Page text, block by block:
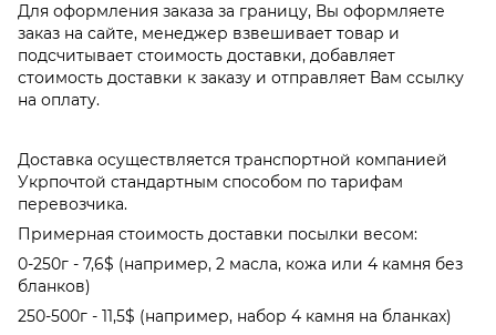
Для оформления заказа за границу, Вы оформляете
заказ на сайте, менеджер взвешивает товар и
подсчитывает стоимость доставки, добавляет
стоимость доставки к заказу и отправляет Вам ссылку
на оплату.
Доставка осуществляется транспортной компанией
Укрпочтой стандартным способом по тарифам
перевозчика.
Примерная стоимость доставки посылки весом:
0-250г - 7,6$ (например, 2 масла, кожа или 4 камня без
бланков)
250-500г - 11,5$ (например, набор 4 камня на бланках)